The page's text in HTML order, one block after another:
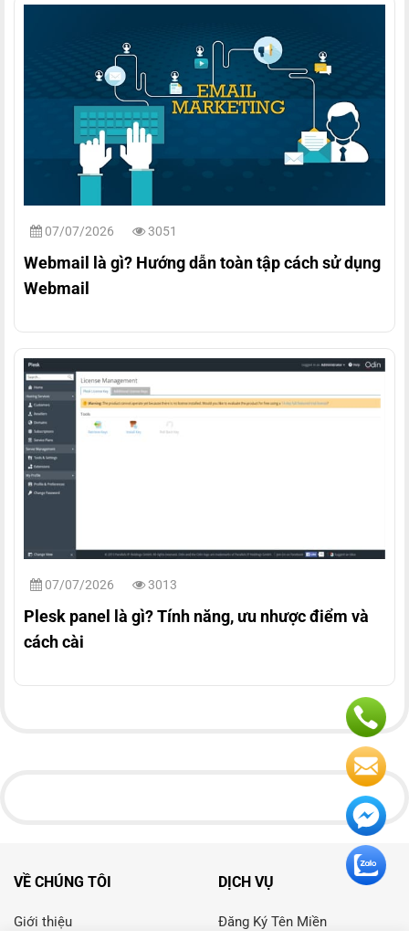
07/07/2026 3051
Webmail là gì? Hướng dẫn toàn tập cách sử dụng
Webmail
07/07/2026 3013
Plesk panel là gì? Tính năng, ưu nhược điểm và
cách cài
VỀ CHÚNG TÔI
Giới thiệu
DỊCH VỤ
Đăng Ký Tên Miền